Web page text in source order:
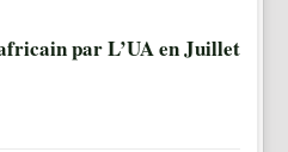
par L’UA en Juillet